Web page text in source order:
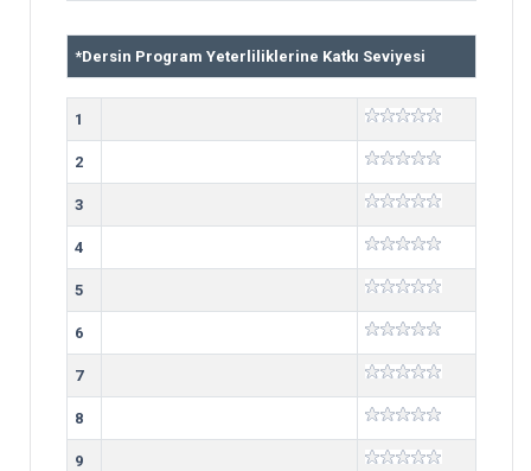
*Dersin Program Yeterliliklerine Katkı Seviyesi
1
2
3
4
5
6
7
8
9